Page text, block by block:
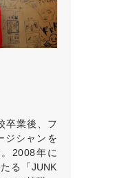
卒業後、フ
ジシャンを
2008年に
る「JUNK